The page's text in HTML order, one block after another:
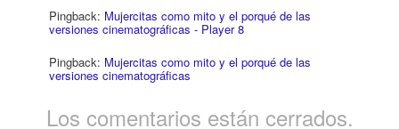
Pingback: Mujercitas como mito y el porqué de las
versiones cinematográficas - Player 8
Pingback: Mujercitas como mito y el porqué de las
versiones cinematográficas
Los comentarios están cerrados.